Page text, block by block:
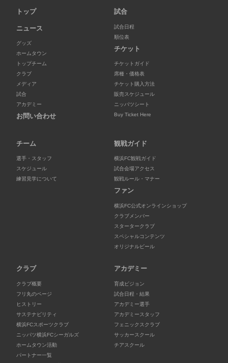
トップ
ニュース
グッズ
ホームタウン
トップチーム
クラブ
メディア
試合
アカデミー
お問い合わせ
試合
試合日程
順位表
チケット
チケットガイド
席種・価格表
チケット購入方法
販売スケジュール
ニッパツシート
Buy Ticket Here
チーム
選手・スタッフ
スケジュール
練習見学について
観戦ガイド
横浜FC観戦ガイド
試合会場アクセス
観戦ルール・マナー
ファン
横浜FC公式オンラインショップ
クラブメンバー
スタータークラブ
スペシャルコンテンツ
オリジナルビール
クラブ
クラブ概要
フリ丸のページ
ヒストリー
サステナビリティ
横浜FCスポーツクラブ
ニッパツ横浜FCシーガルズ
ホームタウン活動
パートナー一覧
アカデミー
育成ビジョン
試合日程・結果
アカデミー選手
アカデミースタッフ
フェニックスクラブ
サッカースクール
チアスクール